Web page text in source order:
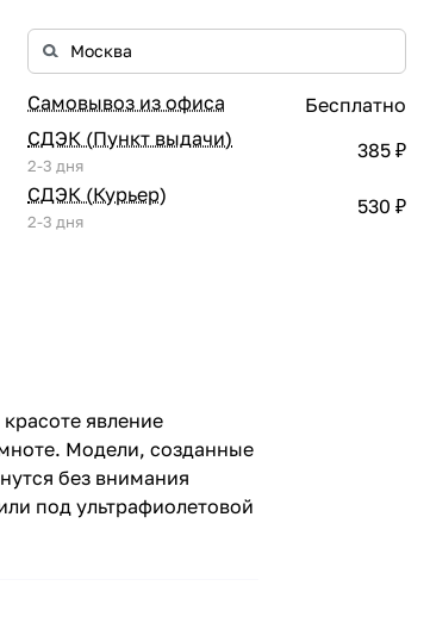
Самовывоз из офиса
Бесплатно
СДЭК (Пункт выдачи)
2-3 дня
385 ₽
СДЭК (Курьер)
2-3 дня
530 ₽
явление
Модели, созданные
без внимания
под ультрафиолетовой